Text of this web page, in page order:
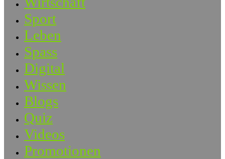
Sport
Leben
Spass
Digital
Wissen
Blogs
Quiz
Videos
Promotionen